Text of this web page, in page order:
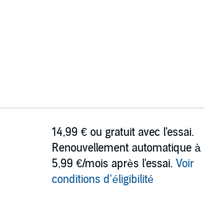
14,99 € ou gratuit avec l'essai.
Renouvellement automatique à
5,99 €/mois après l'essai. Voir
conditions d'éligibilité